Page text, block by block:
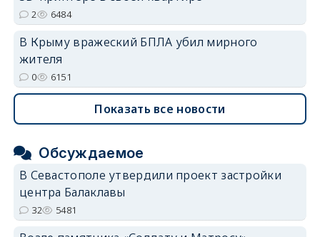
2 6484
В Крыму вражеский БПЛА убил мирного
жителя
0 6151
Показать все новости
Обсуждаемое
В Севастополе утвердили проект застройки
центра Балаклавы
32 5481